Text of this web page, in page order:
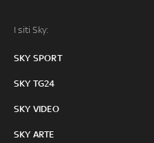
I siti Sky:
SKY SPORT
SKY TG24
SKY VIDEO
SKY ARTE